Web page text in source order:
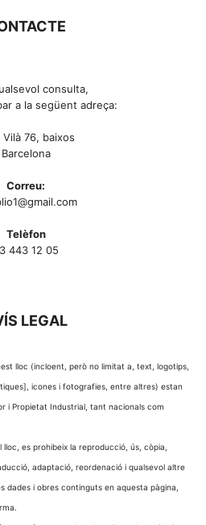
consulta,
a la següent adreça:
Vilà 76, baixos
Barcelona
Correu:
Telèfon
443 12 05
LEGAL
lloc (incloent, però no limitat a, text, logotips,
icones i fotografies, entre altres) estan
i Propietat Industrial, tant nacionals com
es prohibeix la reproducció, ús, còpia,
adaptació, reordenació i qualsevol altre
dades i obres continguts en aquesta pàgina,